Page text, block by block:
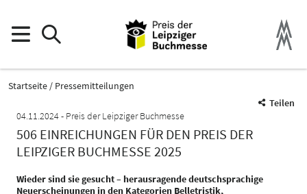
Startseite
Pressemitteilungen
Teilen
04.11.2024
Preis der Leipziger Buchmesse
506 EINREICHUNGEN FÜR DEN PREIS DER
LEIPZIGER BUCHMESSE 2025
Wieder sind sie gesucht – herausragende deutschsprachige
Neuerscheinungen in den Kategorien Belletristik,